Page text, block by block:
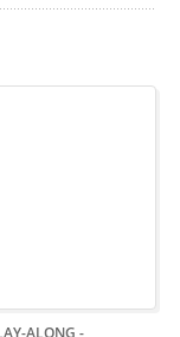
ALONG -